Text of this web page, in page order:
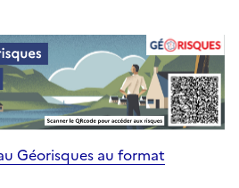
Géorisques au format